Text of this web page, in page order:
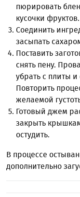
пюрировать
кусочки
Соединить
засыпать
Поставить
снять пену.
убрать с плиты и
Повторить
желаемой
Готовый джем
закрыть
остудить.
В процессе
дополнительно